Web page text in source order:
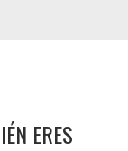
ERES